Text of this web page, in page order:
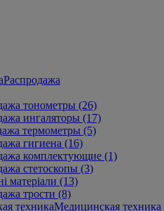
Распродажа
тонометры (26)
ингаляторы (17)
термометры (5)
гигиена (16)
комплектующие (1)
стетоскопы (3)
матеріали (13)
трости (8)
Медицинская техника